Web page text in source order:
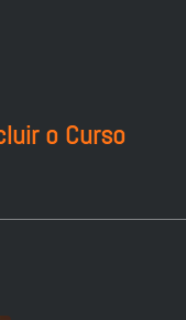
o Curso